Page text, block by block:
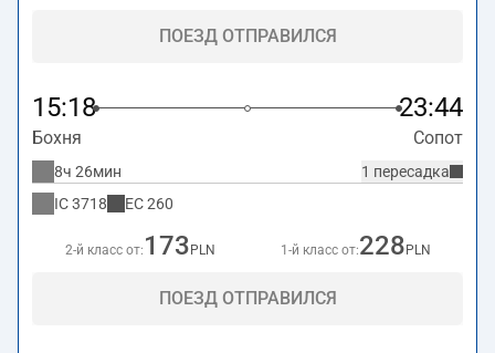
ПОЕЗД ОТПРАВИЛСЯ
15:18 23:44
Бохня Сопот
1 пересадка
8ч 26мин
IC3718 EC260
2-й класс от: 173 PLN 1-й класс от:228 PLN
ПОЕЗД ОТПРАВИЛСЯ